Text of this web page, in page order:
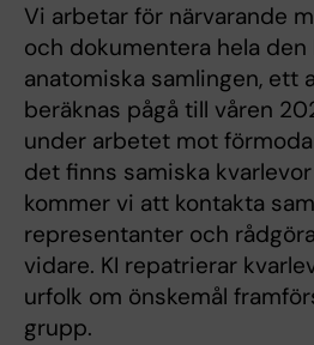
Vi arbetar för närvarande
och dokumentera hela
anatomiska samlingen, ett
beräknas pågå till våren
under arbetet mot
det finns samiska
kommer vi att kontakta
representanter och
vidare. KI repatrierar
urfolk om önskemål
grupp.